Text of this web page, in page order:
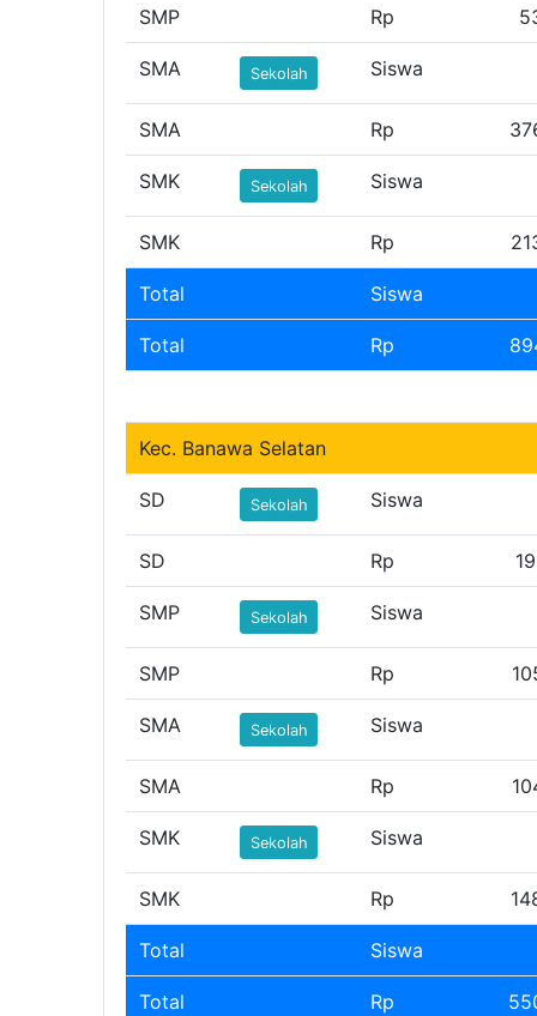
SMP Rp
SMA Sekolah Siswa
SMA Rp
SMK Sekolah Siswa
SMK Rp
Total Siswa
Total Rp
Kec. Banawa Selatan
SD Sekolah Siswa
SD Rp
SMP Sekolah Siswa
SMP Rp
SMA Sekolah Siswa
SMA Rp
SMK Sekolah Siswa
SMK Rp
Total Siswa
Total Rp